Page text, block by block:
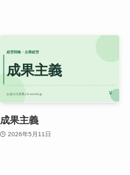
成果主義
2026年5月11日